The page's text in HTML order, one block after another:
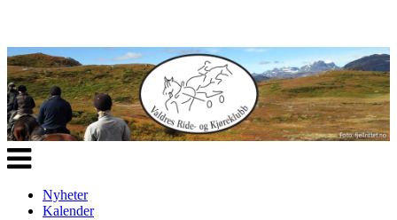
Veksle
navigasjon
Nyheter
Kalender